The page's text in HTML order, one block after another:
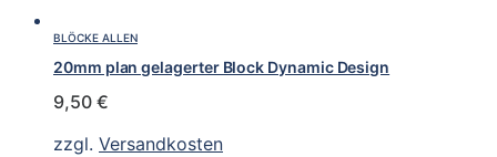
BLÖCKE ALLEN
20mm plan gelagerter Block Dynamic Design
9,50 €
zzgl. Versandkosten